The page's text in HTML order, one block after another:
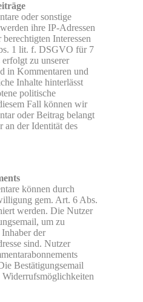
oder sonstige
ihre IP-Adressen
Interessen
1 lit. f. DSGVO für 7
erfolgt zu unserer
in Kommentaren und
Inhalte hinterlässt
politische
Fall können wir
oder Beitrag belangt
an der Identität des
können durch
gem. Art. 6 Abs.
werden. Die Nutzer
um zu
der
sind. Nutzer
Bestätigungsemail